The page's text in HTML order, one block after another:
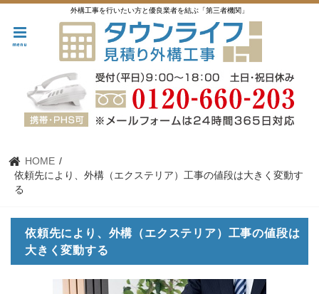
外構工事を行いたい方と優良業者を結ぶ「第三者機関」
menu
HOME
依頼先により、外構（エクステリア）工事の値段は大きく変動す
る
依頼先により、外構（エクステリア）工事の値段は
大きく変動する